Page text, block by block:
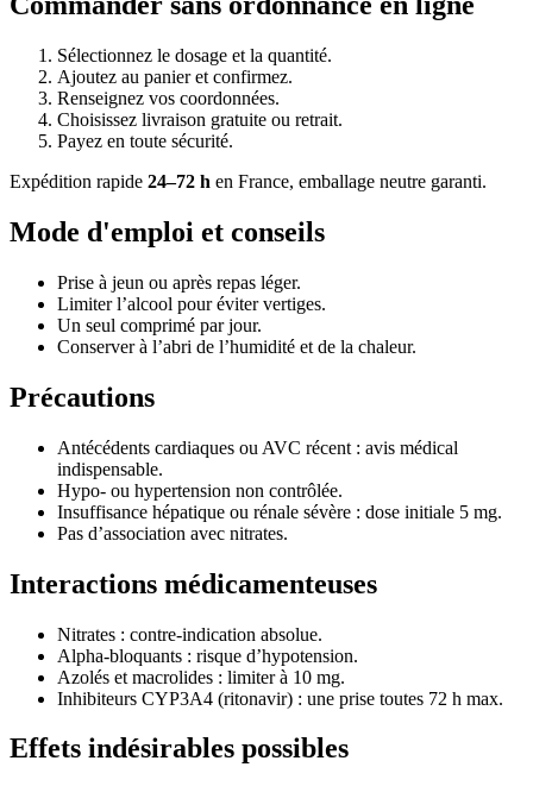
Sélectionnez le dosage et la quantité.
Ajoutez au panier et confirmez.
Renseignez vos coordonnées.
Choisissez livraison gratuite ou retrait.
Payez en toute sécurité.
Expédition rapide 24–72 h en France, emballage neutre garanti.
Mode d'emploi et conseils
Prise à jeun ou après repas léger.
Limiter l’alcool pour éviter vertiges.
Un seul comprimé par jour.
Conserver à l’abri de l’humidité et de la chaleur.
Précautions
Antécédents cardiaques ou AVC récent : avis médical
indispensable.
Hypo- ou hypertension non contrôlée.
Insuffisance hépatique ou rénale sévère : dose initiale 5 mg.
Pas d’association avec nitrates.
Interactions médicamenteuses
Nitrates : contre-indication absolue.
Alpha-bloquants : risque d’hypotension.
Azolés et macrolides : limiter à 10 mg.
Inhibiteurs CYP3A4 (ritonavir) : une prise toutes 72 h max.
Effets indésirables possibles